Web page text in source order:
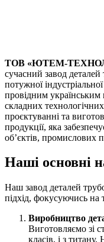
ТОВ «ЮТЕМ-
сучасний завод
потужної індустріальної
провідним
складних
проєктуванні та
продукції, яка
об’єктів, промислових
Наші основні
Наш завод деталей
підхід, фокусуючись на
Виробництво
Виготовляємо зі
класів, і з